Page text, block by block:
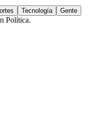
Tecnología Gente
Política.